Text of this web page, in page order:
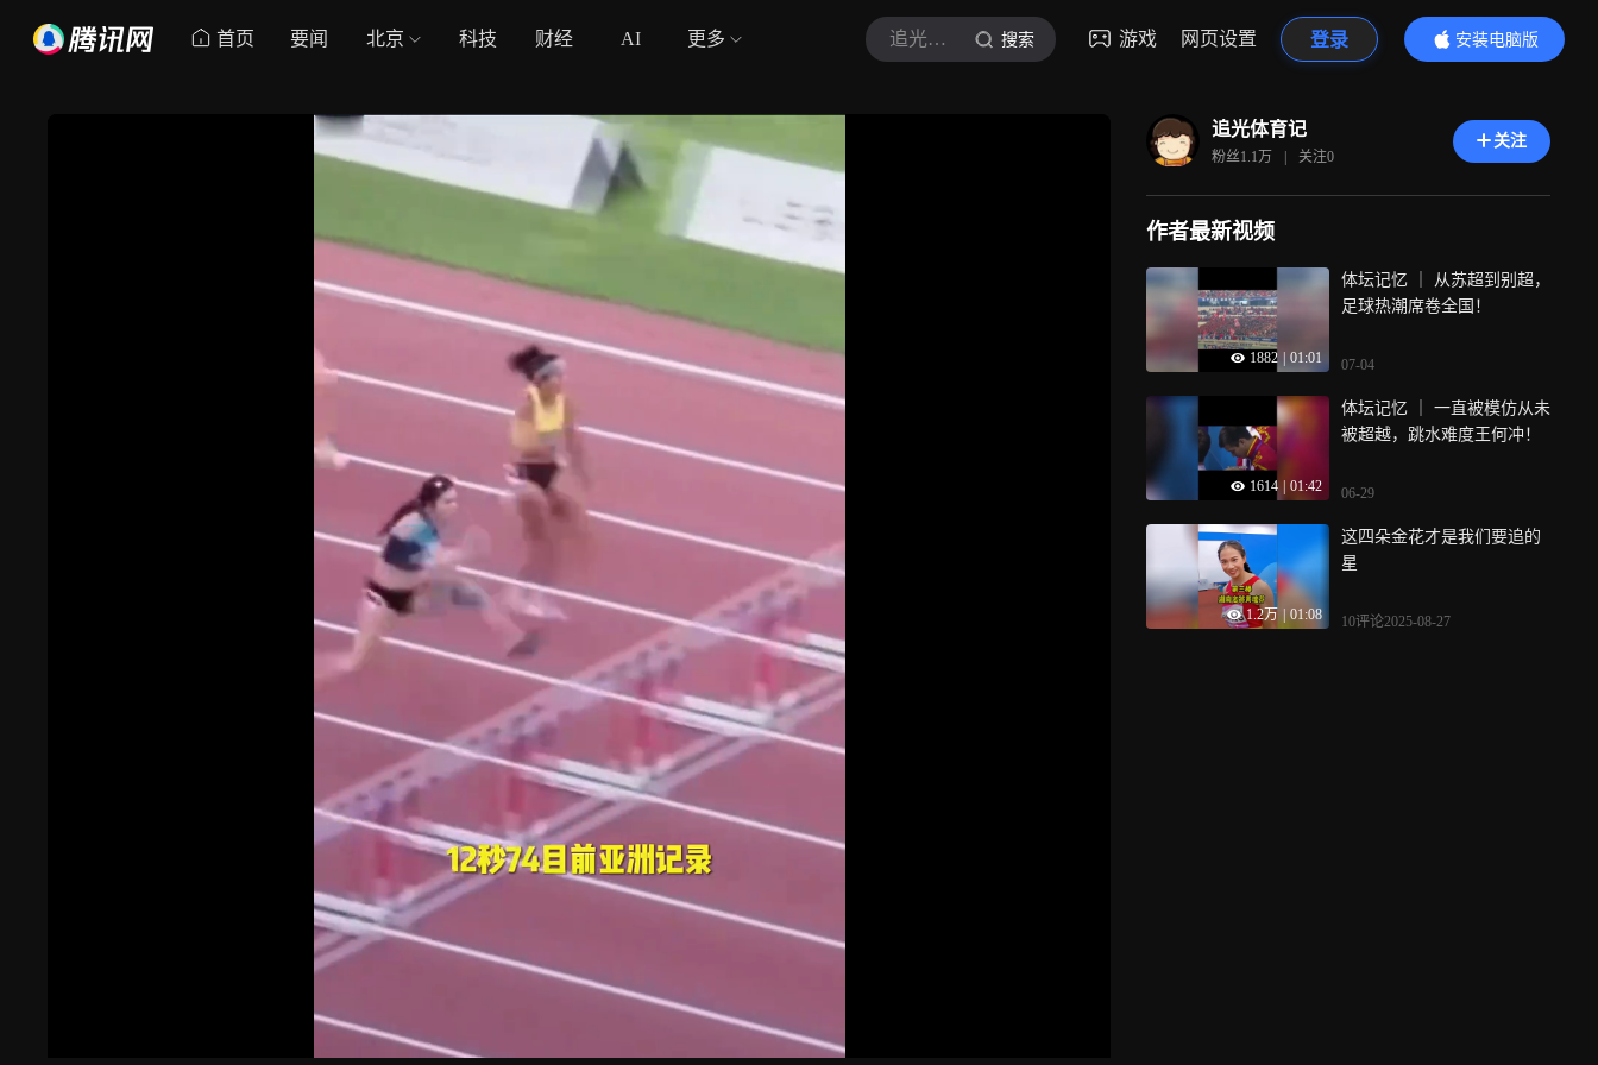
首页 要闻 北京 科技 财经 AI 更多 追光体育记 搜索 游戏 网页设置 登录
安装电脑版
内容更精彩
追光体育记
粉丝1.1万 | 关注0
关注
作者最新视频
1882 01:01
体坛记忆 ｜ 从苏超到别超，
足球热潮席卷全国！
07-04
1614 01:42
体坛记忆 ｜ 一直被模仿从未
被超越，跳水难度王何冲！
06-29
1.2万 | 01:08
这四朵金花才是我们要追的
星
10评论2025-08-27